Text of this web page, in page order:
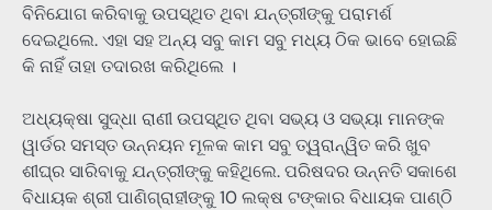
ବିନିଯୋଗ କରିବାକୁ ଉପସ୍ଥିତ ଥିବା ଯନ୍ତ୍ରୀଙ୍କୁ ପରାମର୍ଶ
ଦେଇଥିଲେ. ଏହା ସହ ଅନ୍ୟ ସବୁ କାମ ସବୁ ମଧ୍ୟ ଠିକ ଭାବେ ହୋଇଛି
କି ନାହିଁ ତାହା ତଦାରଖ କରିଥିଲେ ।
ଅଧ୍ୟକ୍ଷା ସୁଦ୍ଧା ରାଣୀ ଉପସ୍ଥିତ ଥିବା ସଭ୍ୟ ଓ ସଭ୍ୟା ମାନଙ୍କ
ୱାର୍ଡର ସମସ୍ତ ଉନ୍ନୟନ ମୂଳକ କାମ ସବୁ ତ୍ୱରାନ୍ୱିତ କରି ଖୁବ
ଶୀଘ୍ର ସାରିବାକୁ ଯନ୍ତ୍ରୀଙ୍କୁ କହିଥିଲେ. ପରିଷଦର ଉନ୍ନତି ସକାଶେ
ବିଧାୟକ ଶ୍ରୀ ପାଣିଗ୍ରାହୀଙ୍କୁ 10 ଲକ୍ଷ ଟଙ୍କାର ବିଧାୟକ ପାଣ୍ଠି